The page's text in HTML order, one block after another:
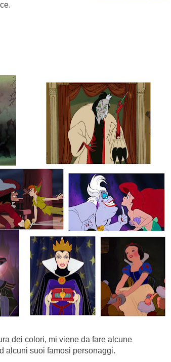
dei colori, mi viene da fare alcune
alcuni suoi famosi personaggi.